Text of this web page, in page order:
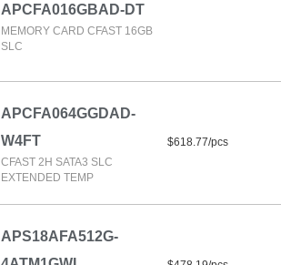
APCFA016GBAD-DT
MEMORY CARD CFAST 16GB
SLC
APCFA064GGDAD-
W4FT
CFAST 2H SATA3 SLC
EXTENDED TEMP
$618.77/pcs
APS18AFA512G-